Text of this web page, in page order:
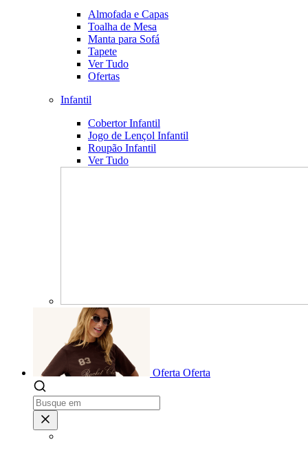
Almofada e Capas
Toalha de Mesa
Manta para Sofá
Tapete
Ver Tudo
Ofertas
Infantil
Cobertor Infantil
Jogo de Lençol Infantil
Roupão Infantil
Ver Tudo
Oferta Oferta